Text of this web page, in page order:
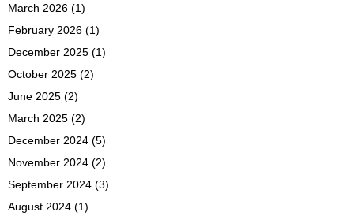
March 2026 (1)
February 2026 (1)
December 2025 (1)
October 2025 (2)
June 2025 (2)
March 2025 (2)
December 2024 (5)
November 2024 (2)
September 2024 (3)
August 2024 (1)